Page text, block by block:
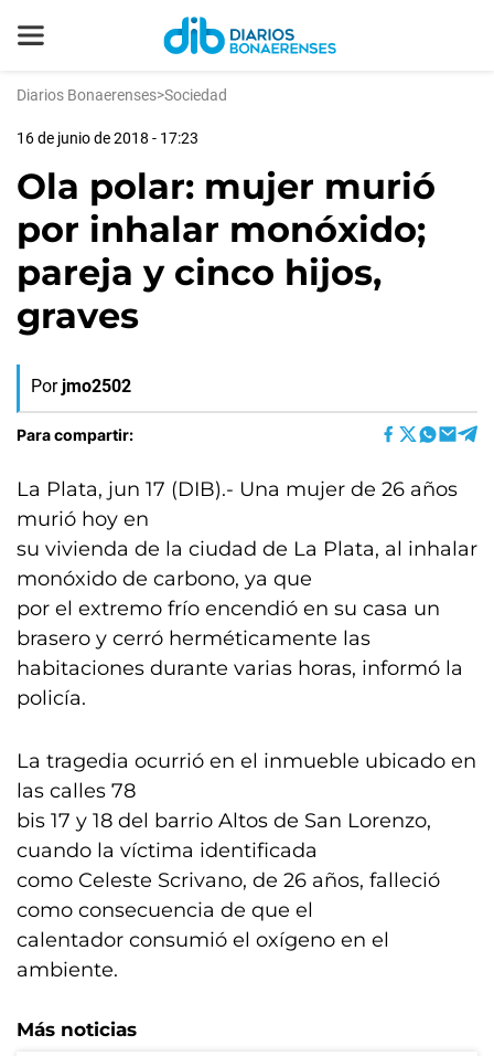
Diarios Bonaerenses>Sociedad
16 de junio de 2018 - 17:23
Ola polar: mujer murió
por inhalar monóxido;
pareja y cinco hijos,
graves
Por jmo2502
Para compartir:
La Plata, jun 17 (DIB).- Una mujer de 26 años
murió hoy en
su vivienda de la ciudad de La Plata, al inhalar
monóxido de carbono, ya que
por el extremo frío encendió en su casa un
brasero y cerró herméticamente las
habitaciones durante varias horas, informó la
policía.
La tragedia ocurrió en el inmueble ubicado en
las calles 78
bis 17 y 18 del barrio Altos de San Lorenzo,
cuando la víctima identificada
como Celeste Scrivano, de 26 años, falleció
como consecuencia de que el
calentador consumió el oxígeno en el
ambiente.
Más noticias